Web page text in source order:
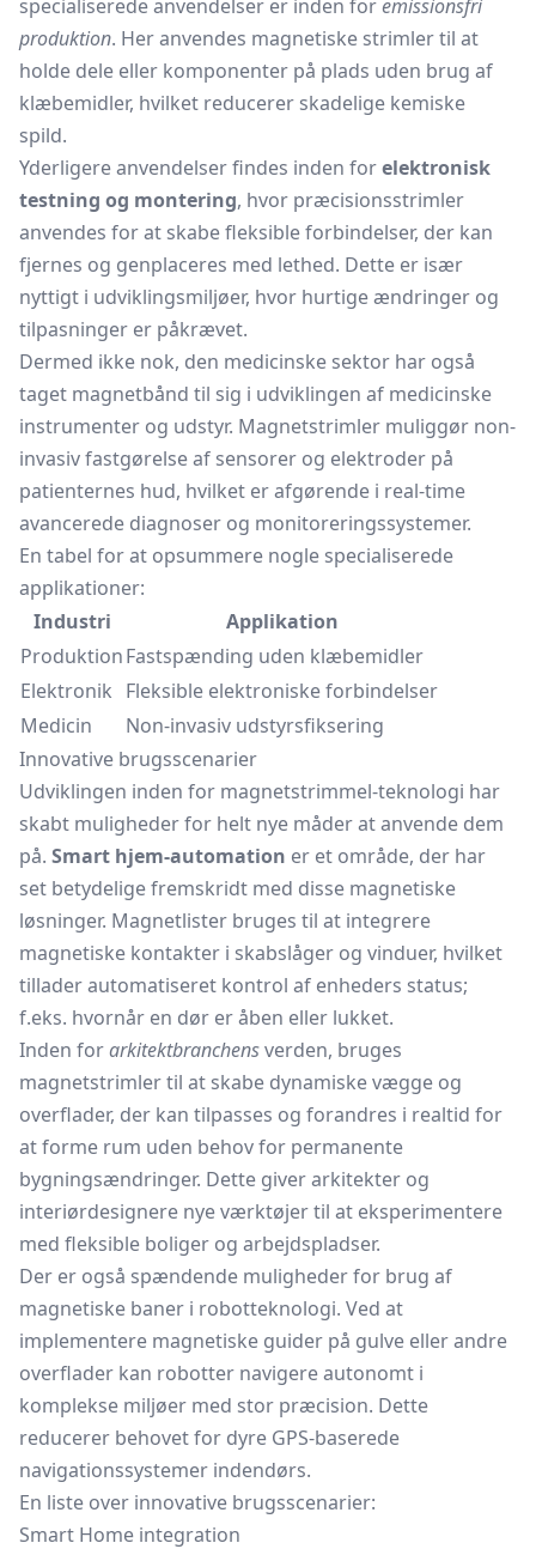
specialiserede anvendelser er inden foremissionsfri
produktion. Her anvendes magnetiske strimler til at
holde dele eller komponenter på plads uden brug af
klæbemidler, hvilket reducerer skadelige kemiske
spild.
Yderligere anvendelser findes inden forelektronisk
testning og montering, hvor præcisionsstrimler
anvendes for at skabe fleksible forbindelser, der kan
fjernes og genplaceres med lethed. Dette er især
nyttigt i udviklingsmiljøer, hvor hurtige ændringer og
tilpasninger er påkrævet.
Dermed ikke nok, den medicinske sektor har også
taget magnetbånd til sig i udviklingen af medicinske
instrumenter og udstyr. Magnetstrimler muliggør non-
invasiv fastgørelse af sensorer og elektroder på
patienternes hud, hvilket er afgørende i real-time
avancerede diagnoser og monitoreringssystemer.
En tabel for at opsummere nogle specialiserede
applikationer:
Industri
Applikation
ProduktionFastspænding uden klæbemidler
Elektronik Fleksible elektroniske forbindelser
Medicin
Non-invasiv udstyrsfiksering
Innovative brugsscenarier
Udviklingen inden for magnetstrimmel-teknologi har
skabt muligheder for helt nye måder at anvende dem
på. Smart hjem-automation er et område, der har
set betydelige fremskridt med disse magnetiske
løsninger. Magnetlister bruges til at integrere
magnetiske kontakter i skabslåger og vinduer, hvilket
tillader automatiseret kontrol af enheders status;
f.eks. hvornår en dør er åben eller lukket.
Inden forarkitektbranchensverden, bruges
magnetstrimler til at skabe dynamiske vægge og
overflader, der kan tilpasses og forandres i realtid for
at forme rum uden behov for permanente
bygningsændringer. Dette giver arkitekter og
interiørdesignere nye værktøjer til at eksperimentere
med fleksible boliger og arbejdspladser.
Der er også spændende muligheder for brug af
magnetiske baner i robotteknologi. Ved at
implementere magnetiske guider på gulve eller andre
overflader kan robotter navigere autonomt i
komplekse miljøer med stor præcision. Dette
reducerer behovet for dyre GPS-baserede
navigationssystemer indendørs.
En liste over innovative brugsscenarier:
Smart Home integration